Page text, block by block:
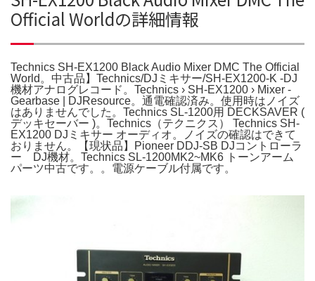
Official Worldの詳細情報
Technics SH-EX1200 Black Audio Mixer DMC The Official
World。中古品】Technics/DJミキサー/SH-EX1200-K -DJ
機材アナログレコード。Technics › SH-EX1200 › Mixer -
Gearbase | DJResource。通電確認済み。使用時はノイズ
はありませんでした。Technics SL-1200用 DECKSAVER (
デッキセーバー )。Technics（テクニクス） Technics SH-
EX1200 DJミキサー オーディオ。ノイズの確認はできて
おりません。【現状品】Pioneer DDJ-SB DJコントローラ
ー DJ機材。Technics SL-1200MK2~MK6 トーンアーム
パーツ中古です。。電源ケーブル付属です。